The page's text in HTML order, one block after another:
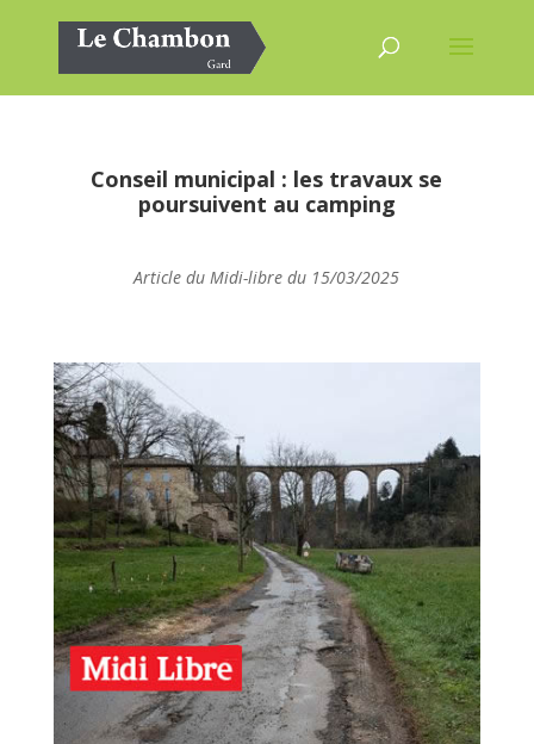
Conseil municipal : les travaux se
poursuivent au camping
Article du Midi-libre du 15/03/2025